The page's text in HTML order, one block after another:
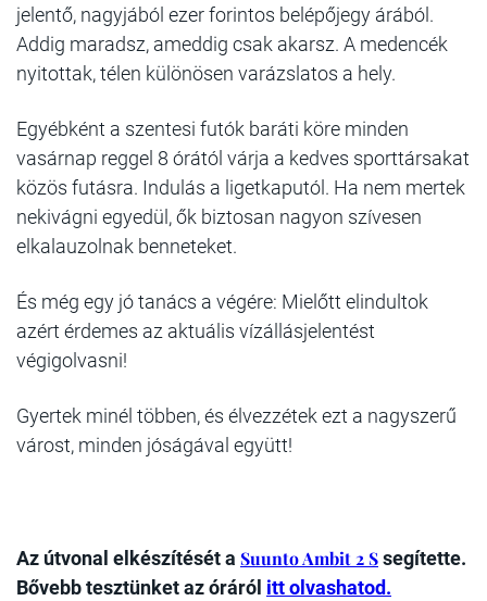
jelentő, nagyjából ezer forintos belépőjegy árából.
Addig maradsz, ameddig csak akarsz. A medencék
nyitottak, télen különösen varázslatos a hely.
Egyébként a szentesi futók baráti köre minden
vasárnap reggel 8 órától várja a kedves sporttársakat
közös futásra. Indulás a ligetkaputól. Ha nem mertek
nekivágni egyedül, ők biztosan nagyon szívesen
elkalauzolnak benneteket.
És még egy jó tanács a végére: Mielőtt elindultok
azért érdemes az aktuális vízállásjelentést
végigolvasni!
Gyertek minél többen, és élvezzétek ezt a nagyszerű
várost, minden jóságával együtt!
Az útvonal elkészítését a Suunto Ambit 2 Ssegítette.
Bővebb tesztünket az óráról itt olvashatod.